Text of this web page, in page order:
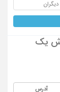
دیگران
یک
آدرس